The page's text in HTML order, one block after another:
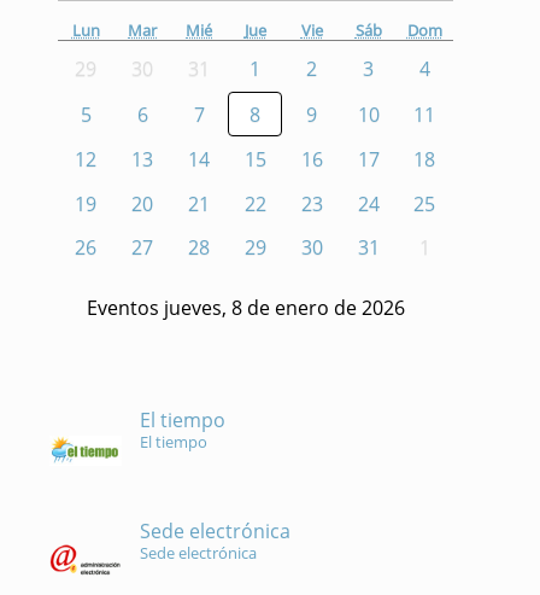
Lun Mar Mié Jue Vie Sáb Dom
29 30 31 1 2 3
4
5
6 7 8 9 10
11
12
13 14 15 16 17
18
19
20 21 22 23 24
25
26
27 28 29 30 31 1
Eventos jueves, 8 de enero de 2026
El tiempo
El tiempo
Sede electrónica
Sede electrónica